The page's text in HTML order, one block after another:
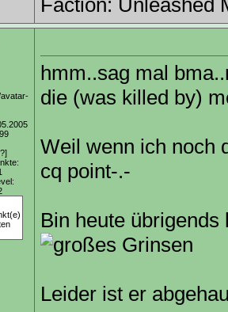
Faction: Unleashed
hmm..sag mal
die (was killed by)
Weil wenn ich noch
cq point-.-
Bin heute
Leider ist er